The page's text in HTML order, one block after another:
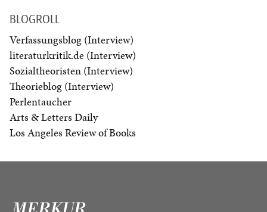
BLOGROLL
Verfassungsblog (Interview)
literaturkritik.de (Interview)
Sozialtheoristen (Interview)
Theorieblog (Interview)
Perlentaucher
Arts & Letters Daily
Los Angeles Review of Books